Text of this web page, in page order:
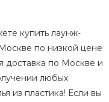
купить лаунж-
по низкой цене
доставка по Москве и
любых
из пластика! Если вы